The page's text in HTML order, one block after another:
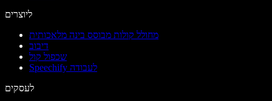
ליוצרים
מחולל קולות מבוסס בינה מלאכותית
דיבוב
שכפול קול
Speechify לעבודה
לעסקים